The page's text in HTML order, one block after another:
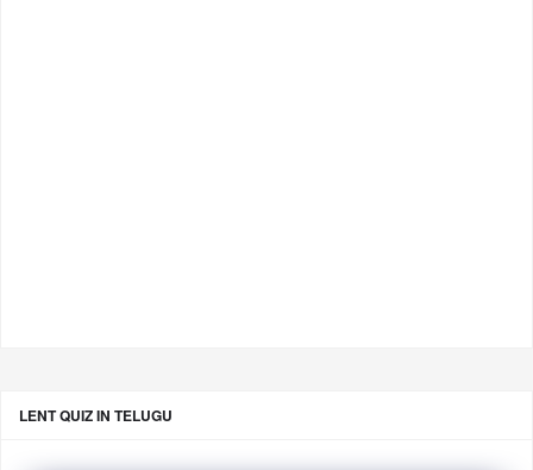
LENT QUIZ IN TELUGU